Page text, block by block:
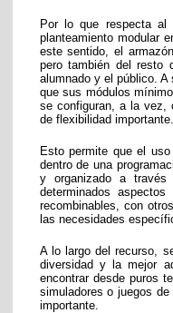
Por lo que respecta al
planteamiento modular
este sentido, el
pero también del resto
alumnado y el público.
que sus módulos
se configuran, a la vez,
de flexibilidad importante.
Esto permite que el
dentro de una
y organizado a
determinados
recombinables, con
las necesidades
A lo largo del recurso,
diversidad y la mejor
encontrar desde puros
simuladores o juegos
importante.